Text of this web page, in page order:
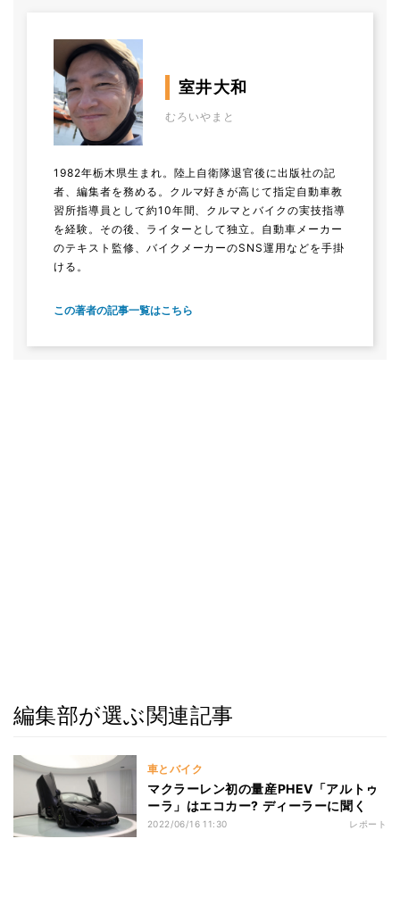
室井大和
むろいやまと
1982年栃木県生まれ。陸上自衛隊退官後に出版社の記
者、編集者を務める。クルマ好きが高じて指定自動車教
習所指導員として約10年間、クルマとバイクの実技指導
を経験。その後、ライターとして独立。自動車メーカー
のテキスト監修、バイクメーカーのSNS運用などを手掛
ける。
この著者の記事一覧はこちら
編集部が選ぶ関連記事
車とバイク
マクラーレン初の量産PHEV「アルトゥ
ーラ」はエコカー? ディーラーに聞く
2022/06/16 11:30 レポート